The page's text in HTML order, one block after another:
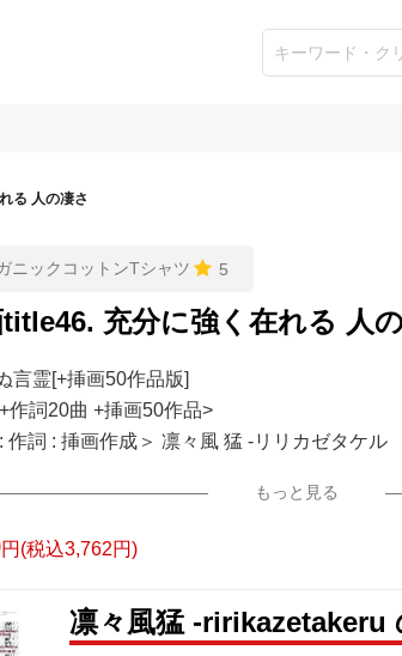
る 人の凄さ
ニックコットンTシャツ 5
充分に強く在れる 人
言霊[+挿画50作品版]
作詞20曲 +挿画50作品>
作詞 : 挿画作成＞ 凛々風 猛 -リリカゼタケル
もっと見る
円(税込3,762円)
凛々風猛 -ririkazetakeru